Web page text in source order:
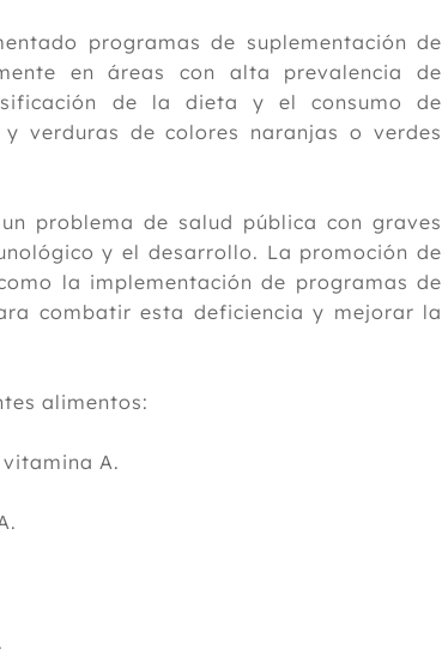
programas de suplementación de
en áreas con alta prevalencia de
de la dieta y el consumo de
verduras de colores naranjas o verdes
problema de salud pública con graves
y el desarrollo. La promoción de
la implementación de programas de
combatir esta deficiencia y mejorar la
alimentos:
A.